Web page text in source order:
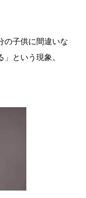
の子供に間違いな
という現象。